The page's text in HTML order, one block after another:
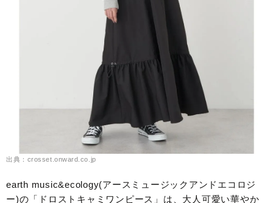
出典：crosset.onward.co.jp
earth music&ecology(アースミュージックアンドエコロジ
ー)の「ドロストキャミワンピース」は、大人可愛い華やか